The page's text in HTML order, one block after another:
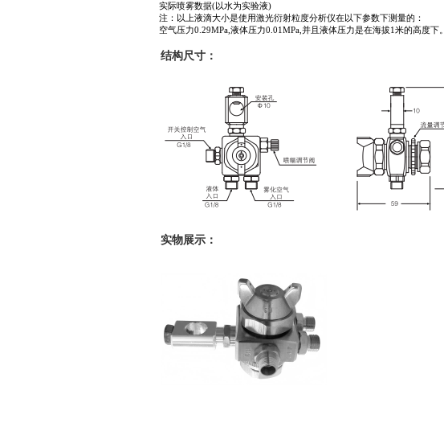
实际喷雾数据(以水为实验液)
注：以上液滴大小是使用激光衍射粒度分析仪在以下参数下测量的：
空气压力0.29MPa,液体压力0.01MPa,并且液体压力是在海拔1米的高度下。
结构尺寸：
实物展示：